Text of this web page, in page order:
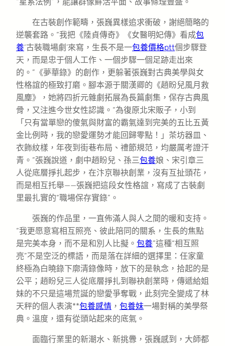
在古裝創作範疇，張巍異樣追求衝破，謝絕簡略的
逆襲套路。“我把《陸貞傳奇》《女醫明妃傳》看成包
養‘古裝職場劇’來寫，生長不是一包養價格ptt個步驟登
天，而是忠于個人工作、一個步驟一個足跡走出來
的。”《夢華錄》的創作，更躲著張巍對古典美學與女
性格誼的極致打磨。腳本源于關漢卿的《趙盼兒風月救
風塵》，她將四折元雜劇拓展為長篇劇集，保存古典風
骨，又注進今世女性認識。“為復原北宋販子，小到
「只有當單戀的傻氣與財富的霸氣達到完美的五比五黃
金比例時，我的戀愛運勢才能回歸零點！」茶坊器皿、
衣飾紋樣，年夜到街巷布局、禮節規范，均嚴厲考證汗
青。”張巍說道，劇中趙盼兒、孫三包養娘、宋引章三
人從底層掙扎起步，在汴京聯袂創業，沒有互扯頭花，
而是相互托舉——張巍把這段女性格誼，寫成了古裝劇
里最扎實的“職場保存實錄”。
張巍的作品里，一直佈滿人與人之間的暖和支持。
“我更愿意寫相互照亮、彼此陪同的關系，生長的焦點
是完美本身，而不是和別人比擬。 包養”這種“相互照
亮”不是空泛的標語，而是落在詳細的選擇里：任家童
終極為白曉錄下廓清錄像時，放下的是執念，拾起的是
公平；趙盼兒三人從底層掙扎到聯袂創業時，傳遞給姐
妹的不只是這場荒誕的戀愛爭奪戰，此刻完全變成了林
天秤的個人表演**包養感情 ， 包養妹一場對稱的美學祭
典。溫度，還有從頭站起來的底氣。
面臨行業里的新潮水、新挑釁，張巍感到，大師都